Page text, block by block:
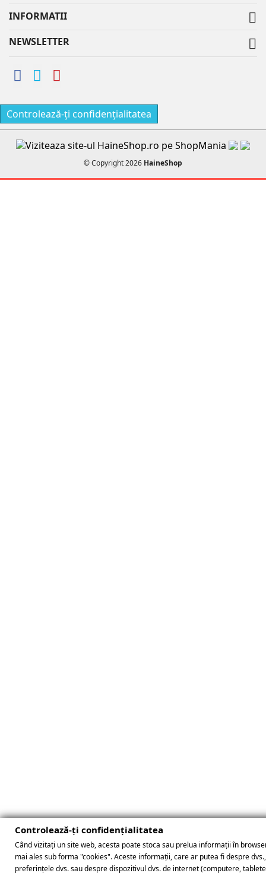
INFORMATII 
NEWSLETTER 
Controlează-ți confidențialitatea
© Copyright 2026 HaineShop
Controlează-ți confidențialitatea
Când vizitați un site web, acesta poate stoca sau prelua informații în
mai ales sub forma "cookies". Aceste informații, care ar putea fi despre
preferințele dvs. sau despre dispozitivul dvs. de internet (computere,